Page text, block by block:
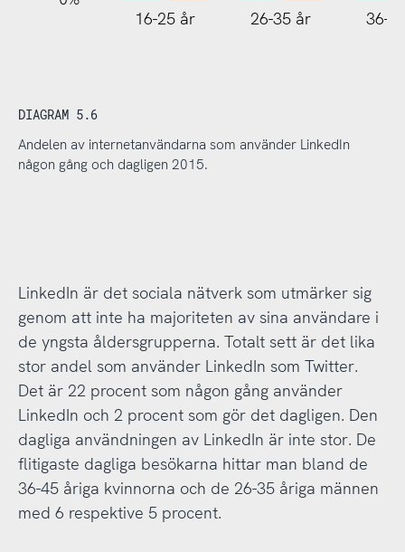
16-25 år 26-35 år 36-
DIAGRAM 5.6
Andelen av internetanvändarna som använder LinkedIn
någon gång och dagligen 2015.
LinkedIn är det sociala nätverk som utmärker sig
genom att inte ha majoriteten av sina användare i
de yngsta åldersgrupperna. Totalt sett är det lika
stor andel som använder LinkedIn som Twitter.
Det är 22 procent som någon gång använder
LinkedIn och 2 procent som gör det dagligen. Den
dagliga användningen av LinkedIn är inte stor. De
flitigaste dagliga besökarna hittar man bland de
36-45 åriga kvinnorna och de 26-35 åriga männen
med 6 respektive 5 procent.